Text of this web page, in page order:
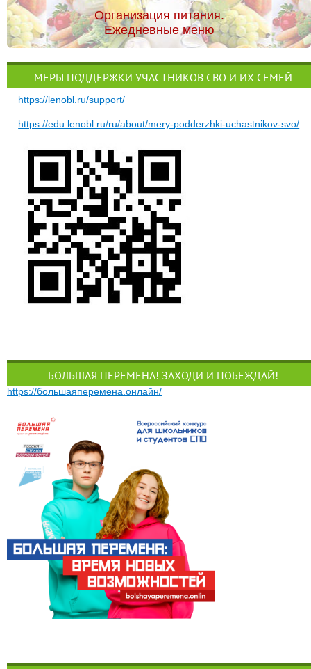
Организация питания.
Ежедневные меню
МЕРЫ ПОДДЕРЖКИ УЧАСТНИКОВ СВО И ИХ СЕМЕЙ
https://lenobl.ru/support/
https://edu.lenobl.ru/ru/about/mery-podderzhki-uchastnikov-svo/
БОЛЬШАЯ ПЕРЕМЕНА! ЗАХОДИ И ПОБЕЖДАЙ!
https://большаяперемена.онлайн/